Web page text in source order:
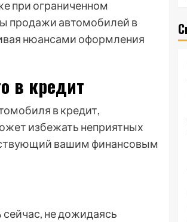
при ограниченном
продажи автомобилей в
нюансами оформления
в кредит
в кредит,
избежать неприятных
вашим финансовым
не дожидаясь